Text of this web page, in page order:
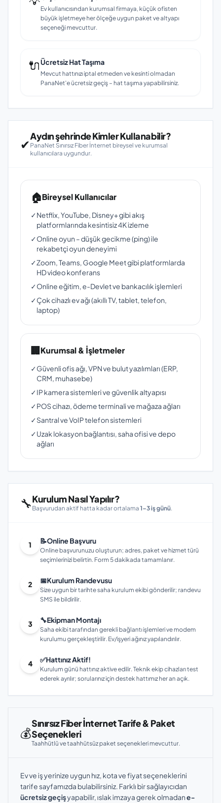
Ev kullanıcısından kurumsal firmaya, küçük ofisten
büyük işletmeye her ölçeğe uygun paket ve altyapı
seçeneği mevcuttur.
🔌Ücretsiz Hat Taşıma
Mevcut hattınızı iptal etmeden ve kesinti olmadan
PanaNet'e ücretsiz geçiş – hat taşıma yapabilirsiniz.
✔
Aydın şehrinde Kimler Kullanabilir?
PanaNet Sınırsız Fiber İnternet bireysel ve kurumsal
kullanıcılara uygundur.
🏠Bireysel Kullanıcılar
✓Netflix, YouTube, Disney+ gibi akış
platformlarında kesintisiz 4K izleme
✓Online oyun – düşük gecikme (ping) ile
rekabetçi oyun deneyimi
✓Zoom, Teams, Google Meet gibi platformlarda
HD video konferans
✓Online eğitim, e-Devlet ve bankacılık işlemleri
✓Çok cihazlı ev ağı (akıllı TV, tablet, telefon,
laptop)
🏢Kurumsal & İşletmeler
✓Güvenli ofis ağı, VPN ve bulut yazılımları (ERP,
CRM, muhasebe)
✓IP kamera sistemleri ve güvenlik altyapısı
✓POS cihazı, ödeme terminali ve mağaza ağları
✓Santral ve VoIP telefon sistemleri
✓Uzak lokasyon bağlantısı, saha ofisi ve depo
ağları
🔧Kurulum Nasıl Yapılır?
Başvurudan aktif hatta kadar ortalama 1–3 iş günü.
1 📝Online Başvuru
Online başvurunuzu oluşturun; adres, paket ve hizmet türü
seçimlerinizi belirtin. Form 5 dakikada tamamlanır.
2 📅Kurulum Randevusu
Size uygun bir tarihte saha kurulum ekibi gönderilir; randevu
SMS ile bildirilir.
3 🔧Ekipman Montajı
Saha ekibi tarafından gerekli bağlantı işlemleri ve modem
kurulumu gerçekleştirilir. Ev/işyeri ağınız yapılandırılır.
4 ✅Hattınız Aktif!
Kurulum günü hattınız aktive edilir. Teknik ekip cihazları test
ederek ayrılır; sorularınız için destek hattımız her an açık.
💰
Sınırsız Fiber İnternet Tarife & Paket
Seçenekleri
Taahhütlü ve taahhütsüz paket seçenekleri mevcuttur.
Ev ve iş yerinize uygun hız, kota ve fiyat seçeneklerini
tarife sayfamızda bulabilirsiniz. Farklı bir sağlayıcıdan
ücretsiz geçişyapabilir, ıslak imzaya gerek olmadane-